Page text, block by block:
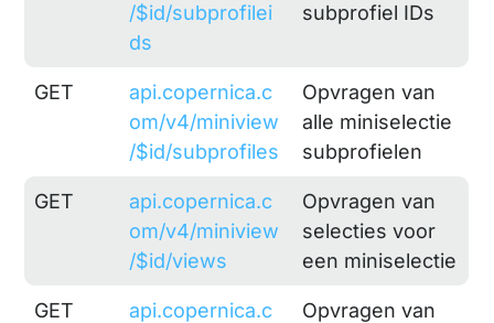
/$id/subprofilei
ds
subprofiel IDs
GET
api.copernica.c
om/v4/miniview
/$id/subprofiles
Opvragen van
alle miniselectie
subprofielen
GET
api.copernica.c
om/v4/miniview
/$id/views
Opvragen van
selecties voor
een miniselectie
GET
api.copernica.c
Opvragen van